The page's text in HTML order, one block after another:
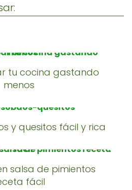
tu cocina gastando
menos
y quesitos fácil y rica
salsa de pimientos
fácil